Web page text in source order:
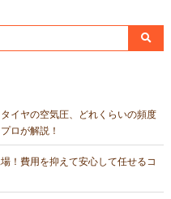
イヤの空気圧、どれくらいの頻度
ロが解説！
！費用を抑えて安心して任せるコ